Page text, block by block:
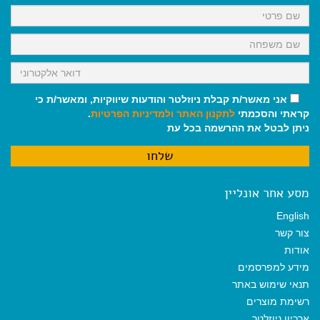
k
p
m
אני מאשר/ת קבלת ניוזלטר והודעות שיווקיות, ומאשר/ת כי
קראתי והסכמתי לתקנון האתר ולמדיניות הפרטיות.
ניתן לבטל את ההרשמה בכל עת
מסע אחר אונליין
English
צור קשר
אודות
מידע למפרסמים
תנאי שימוש באתר
רשימת מוצרים